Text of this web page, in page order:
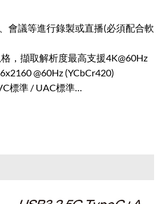
會議等進行錄製或直播(必須配合軟
，擷取解析度最高支援4K@60Hz
@60Hz (YCbCr420)
標準 / UAC標準